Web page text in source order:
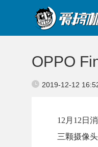
OPPO
2019-12-12
12月12日
三颗摄像